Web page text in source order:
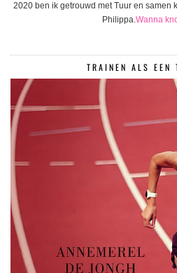
2020 ben ik getrouwd met Tuur en samen
Philippa.Wanna
TRAINEN ALS EEN